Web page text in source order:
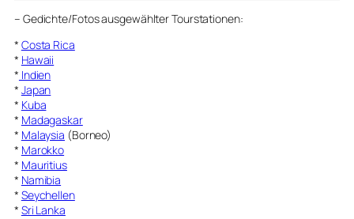
– Gedichte/Fotos ausgewählter Tourstationen:
* Costa Rica
* Hawaii
* Indien
* Japan
* Kuba
* Madagaskar
* Malaysia (Borneo)
* Marokko
* Mauritius
* Namibia
* Seychellen
* Sri Lanka